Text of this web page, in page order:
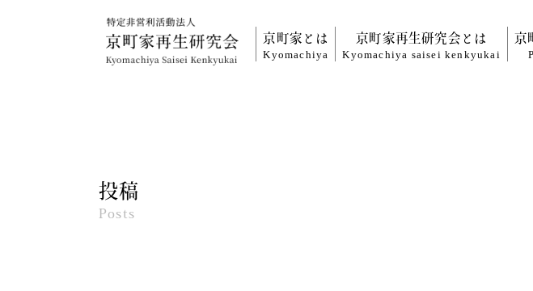
京町家とは
Kyomachiya
京町家再生研究会とは
Kyomachiya saiseikenkyukai
京
投稿
Posts